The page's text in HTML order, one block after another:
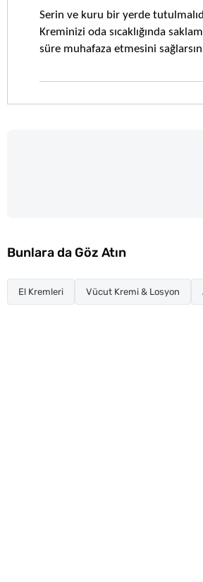
Serin ve kuru bir yerde
Kreminizi oda sıcaklığında
süre muhafaza etmesini
Bunlara da Göz Atın
El Kremleri Vücut Kremi & Losyon